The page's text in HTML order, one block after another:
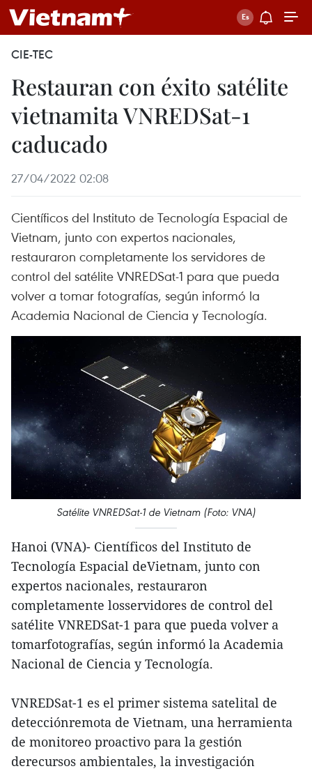
CIE-TEC
Restauran con éxito satélite
vietnamita VNREDSat-1
caducado
27/04/2022 02:08
Científicos del Instituto de Tecnología Espacial de
Vietnam, junto con expertos nacionales,
restauraron completamente los servidores de
control del satélite VNREDSat-1 para que pueda
volver a tomar fotografías, según informó la
Academia Nacional de Ciencia y Tecnología.
Satélite VNREDSat-1 de Vietnam (Foto: VNA)
Hanoi (VNA)- Científicos del Instituto de
Tecnología Espacial deVietnam, junto con
expertos nacionales, restauraron
completamente losservidores de control del
satélite VNREDSat-1 para que pueda volver a
tomarfotografías, según informó la Academia
Nacional de Ciencia y Tecnología.
VNREDSat-1 es el primer sistema satelital de
detecciónremota de Vietnam, una herramienta
de monitoreo proactivo para la gestión
derecursos ambientales, la investigación